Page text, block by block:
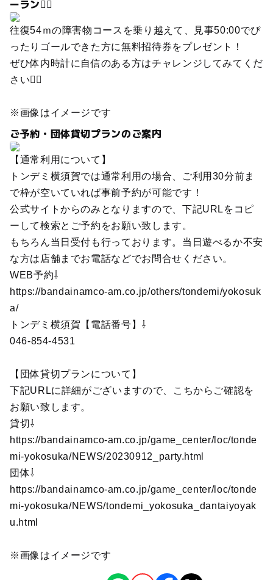
ーラン🏃‍♀️
往復54ｍの障害物コースを乗り越えて、見事50:00でぴ
ったりゴールできた方に無料招待券をプレゼント！
ぜひ体内時計に自信のある方はチャレンジしてみてくだ
さい🏃‍♂️
※画像はイメージです
ご予約・団体貸切プランのご案内
【通常利用について】
トンデミ横須賀では通常利用の場合、ご利用30分前ま
で枠が空いていれば事前予約が可能です！
公式サイトからのみとなりますので、下記URLをコピ
ーして検索とご予約をお願い致します。
もちろん当日受付も行っております。当日遊べるか不安
な方は店舗までお電話などでお問合せください。
WEB予約⇩
https://bandainamco-am.co.jp/others/tondemi/yokosuk
a/
トンデミ横須賀【電話番号】⇩
046-854-4531
【団体貸切プランについて】
下記URLに詳細がございますので、こちからご確認を
お願い致します。
貸切⇩
https://bandainamco-am.co.jp/game_center/loc/tonde
mi-yokosuka/NEWS/20230912_party.html
団体⇩
https://bandainamco-am.co.jp/game_center/loc/tonde
mi-yokosuka/NEWS/tondemi_yokosuka_dantaiyoyak
u.html
※画像はイメージです